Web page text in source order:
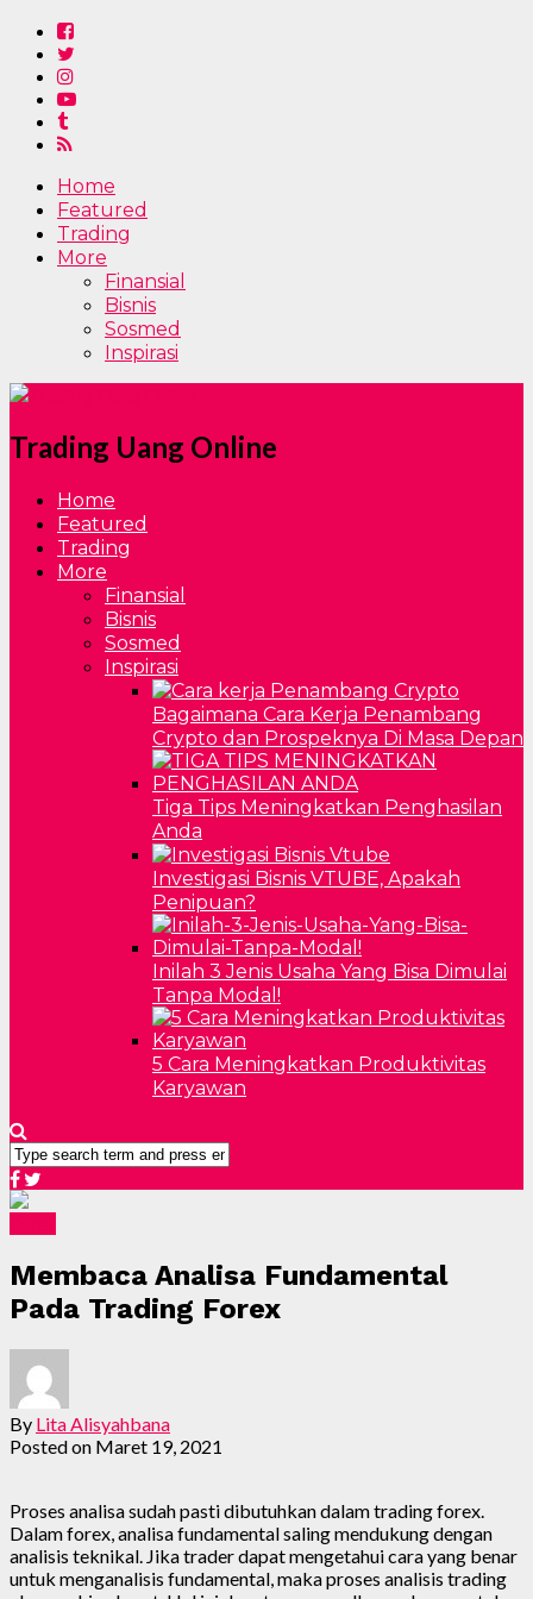
Home
Featured
Trading
More
Finansial
Bisnis
Sosmed
Inspirasi
Trading Uang Online
Home
Featured
Trading
More
Finansial
Bisnis
Sosmed
Inspirasi
Bagaimana Cara Kerja Penambang
Crypto dan Prospeknya Di Masa Depan
Tiga Tips Meningkatkan Penghasilan
Anda
Investigasi Bisnis VTUBE, Apakah
Penipuan?
Inilah 3 Jenis Usaha Yang Bisa Dimulai
Tanpa Modal!
5 Cara Meningkatkan Produktivitas
Karyawan
Membaca Analisa Fundamental
Pada Trading Forex
By Lita Alisyahbana
Posted on Maret 19, 2021
Proses analisa sudah pasti dibutuhkan dalam trading forex.
Dalam forex, analisa fundamental saling mendukung dengan
analisis teknikal. Jika trader dapat mengetahui cara yang benar
untuk menganalisis fundamental, maka proses analisis trading